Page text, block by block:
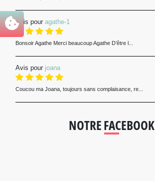
Avis pour agathe-1
Bonsoir Agathe Merci beaucoup Agathe D’être l...
Avis pour joana
Coucou ma Joana, toujours sans complaisance, re...
NOTRE FACEBOOK